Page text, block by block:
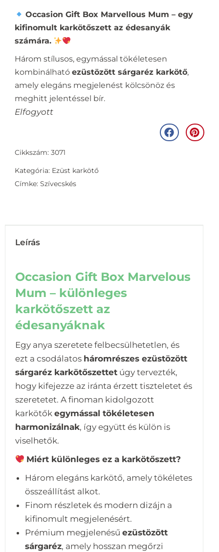
Occasion Gift Box Marvellous Mum – egy
kifinomult karkötőszett az édesanyák
számára.
Három stílusos, egymással tökéletesen
kombinálható ezüstözött sárgaréz karkötő,
amely elegáns megjelenést kölcsönöz és
meghitt jelentéssel bír.
Elfogyott
Cikkszám: 3071
Kategória: Ezüst karkötő
Címke: Szívecskés
Leírás
Occasion Gift Box Marvelous
Mum – különleges
karkötőszett az
édesanyáknak
Egy anya szeretete felbecsülhetetlen, és
ezt a csodálatos háromrészes ezüstözött
sárgaréz karkötőszettet úgy tervezték,
hogy kifejezze az iránta érzett tiszteletet és
szeretetet. A finoman kidolgozott
karkötők egymással tökéletesen
harmonizálnak, így együtt és külön is
viselhetők.
Miért különleges ez a karkötőszett?
Három elegáns karkötő, amely tökéletes
összeállítást alkot.
Finom részletek és modern dizájn a
kifinomult megjelenésért.
Prémium megjelenésű ezüstözött
sárgaréz, amely hosszan megőrzi